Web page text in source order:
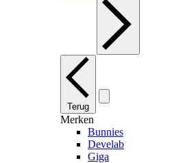
Terug
Merken
Bunnies
Develab
Giga